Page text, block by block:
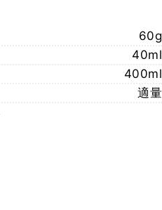
60g
40ml
400ml
適量